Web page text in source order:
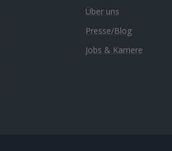
Über uns
Presse/Blog
Jobs & Karriere